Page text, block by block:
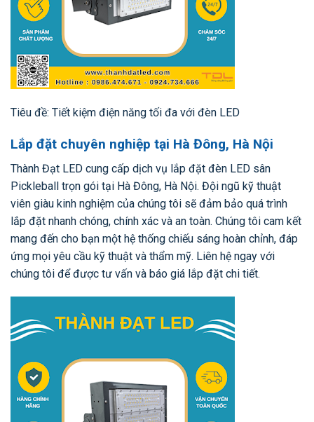
Tiêu đề: Tiết kiệm điện năng tối đa với đèn LED
Lắp đặt chuyên nghiệp tại Hà Đông, Hà Nội
Thành Đạt LED cung cấp dịch vụ lắp đặt đèn LED sân
Pickleball trọn gói tại Hà Đông, Hà Nội. Đội ngũ kỹ thuật
viên giàu kinh nghiệm của chúng tôi sẽ đảm bảo quá trình
lắp đặt nhanh chóng, chính xác và an toàn. Chúng tôi cam kết
mang đến cho bạn một hệ thống chiếu sáng hoàn chỉnh, đáp
ứng mọi yêu cầu kỹ thuật và thẩm mỹ. Liên hệ ngay với
chúng tôi để được tư vấn và báo giá lắp đặt chi tiết.